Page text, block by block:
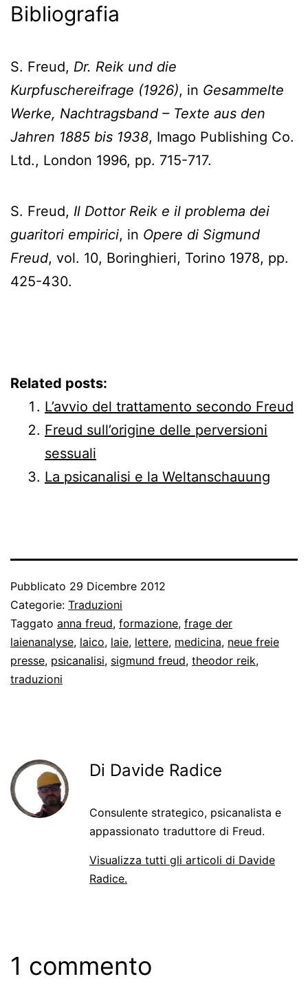
Bibliografia
S. Freud, Dr. Reik und die
Kurpfuschereifrage (1926), in Gesammelte
Werke, Nachtragsband – Texte aus den
Jahren 1885 bis 1938, Imago Publishing Co.
Ltd., London 1996, pp. 715-717.
S. Freud, Il Dottor Reik e il problema dei
guaritori empirici, in Opere di Sigmund
Freud, vol. 10, Boringhieri, Torino 1978, pp.
425-430.
Related posts:
L’avvio del trattamento secondo Freud
Freud sull’origine delle perversioni
sessuali
La psicanalisi e la Weltanschauung
Pubblicato 29 Dicembre 2012
Categorie: Traduzioni
Taggato anna freud, formazione, frage der
laienanalyse, laico, laie, lettere, medicina, neue freie
presse, psicanalisi, sigmund freud, theodor reik,
traduzioni
Di Davide Radice
Consulente strategico, psicanalista e
appassionato traduttore di Freud.
Visualizza tutti gli articoli di Davide
Radice.
1 commento